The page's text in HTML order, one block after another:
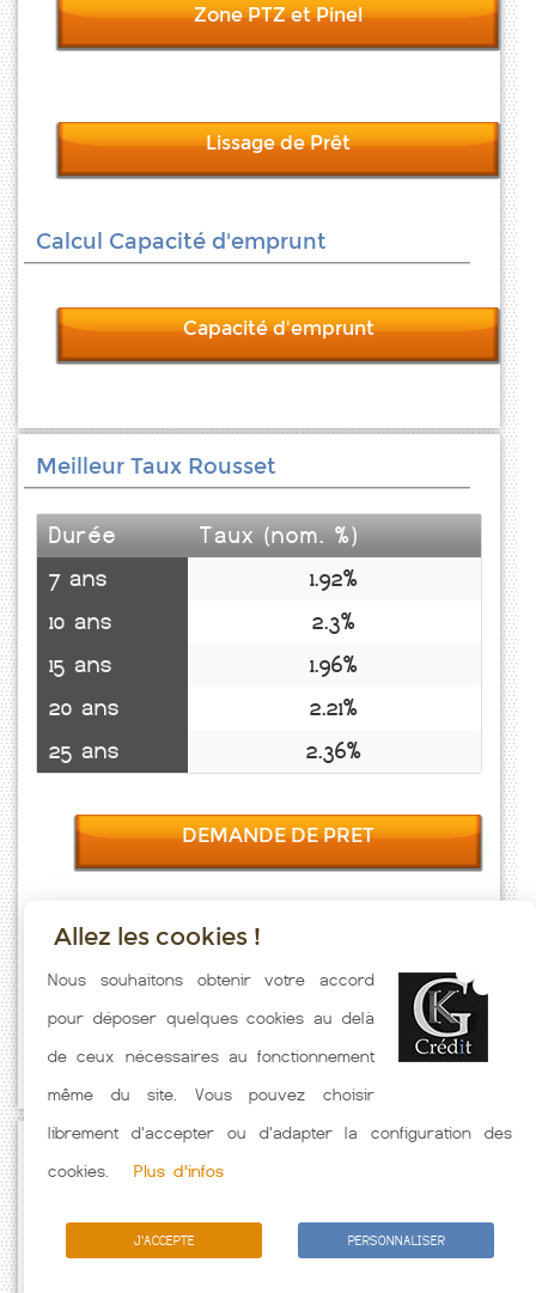
Zone PTZ et Pinel
Lissage de Prêt
Calcul Capacité d'emprunt
Capacité d'emprunt
Meilleur Taux Rousset
Durée
Taux (nom. %)
7 ans
1.92%
10 ans
2.3%
15 ans
1.96%
20 ans
2.21%
25 ans
2.36%
DEMANDE DE PRET
Taux emprunt actualisés (Rousset) toutes les semaines. Taux
Immobilier pratiqués par nos partenaires bancaires. Meilleur Taux
hors assurance. Taux crédit immobilier indicatif fonction des
caractéristiques de l'emprunteur.
Allez les cookies !
Nous souhaitons obtenir votre accord
pour déposer quelques cookies au delà
de ceux nécessaires au fonctionnement
même du site. Vous pouvez choisir
librement d'accepter ou d'adapter la configuration des
cookies.
Plus d'infos
J'ACCEPTE PERSONNALISER